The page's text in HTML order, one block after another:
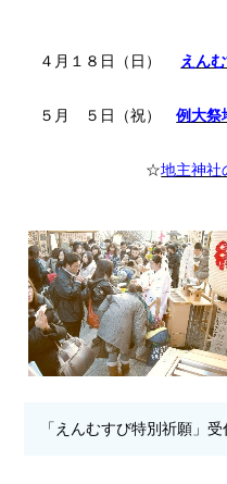
４月１８日（日） えん
５月 ５日（祝）例大祭
☆地主神社
「えんむすび特別祈願」